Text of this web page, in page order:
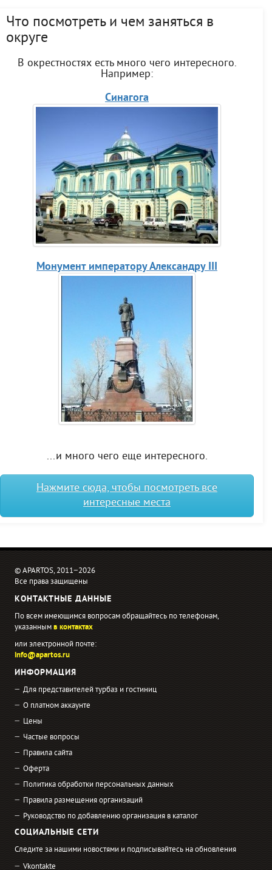
Что посмотреть и чем заняться в
округе
В окрестностях есть много чего интересного.
Например:
Синагога
Монумент императору Александру III
...и много чего еще интересного.
Нажмите сюда, чтобы посмотреть все
интересные места
© APARTOS, 2011−2026
Все права защищены
КОНТАКТНЫЕ ДАННЫЕ
По всем имеющимся вопросам обращайтесь по телефонам,
указаннымв контактах
или электронной почте:
info@apartos.ru
ИНФОРМАЦИЯ
Для представителей турбаз и гостиниц
О платном аккаунте
Цены
Частые вопросы
Правила сайта
Оферта
Политика обработки персональных данных
Правила размещения организаций
Руководство по добавлению организация в каталог
СОЦИАЛЬНЫЕ СЕТИ
Следите за нашими новостями и подписывайтесь на обновления
Vkontakte